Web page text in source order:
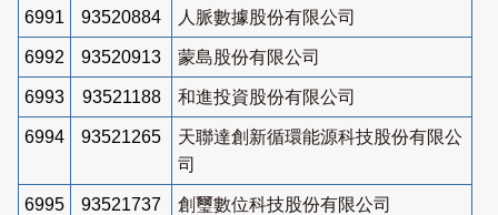
6991 93520884 人脈數據股份有限公司
6992 93520913 蒙島股份有限公司
6993 93521188 和進投資股份有限公司
6994 93521265
天聯達創新循環能源科技股份有限公
司
6995 93521737 創璽數位科技股份有限公司